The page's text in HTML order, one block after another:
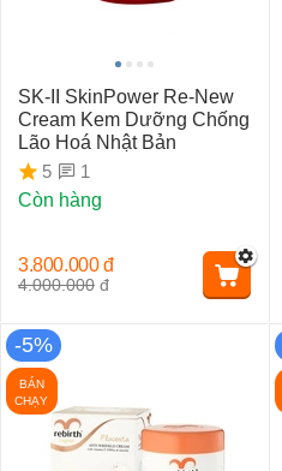
SK-II SkinPower Re-New
Cream Kem Dưỡng Chống
Lão Hoá Nhật Bản
5
1
Còn hàng
4.000.000 đ
3.800.000 đ
-5%
BÁN
CHẠY